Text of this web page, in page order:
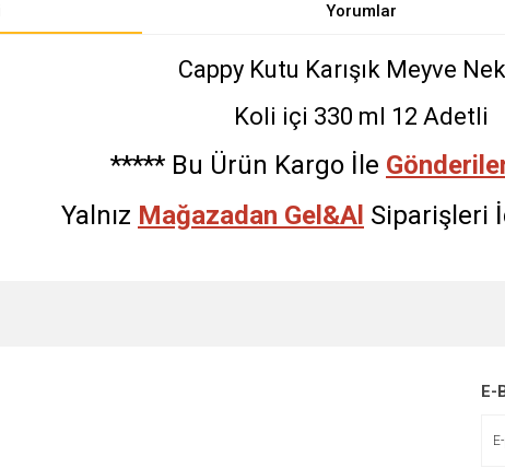
Yorumlar
Cappy Kutu Karışık Meyve
Koli içi 330 ml 12 Adetli
***** Bu Ürün Kargo İle
Yalnız Mağazadan Gel&Al Siparişleri
bulunuyor.
E-